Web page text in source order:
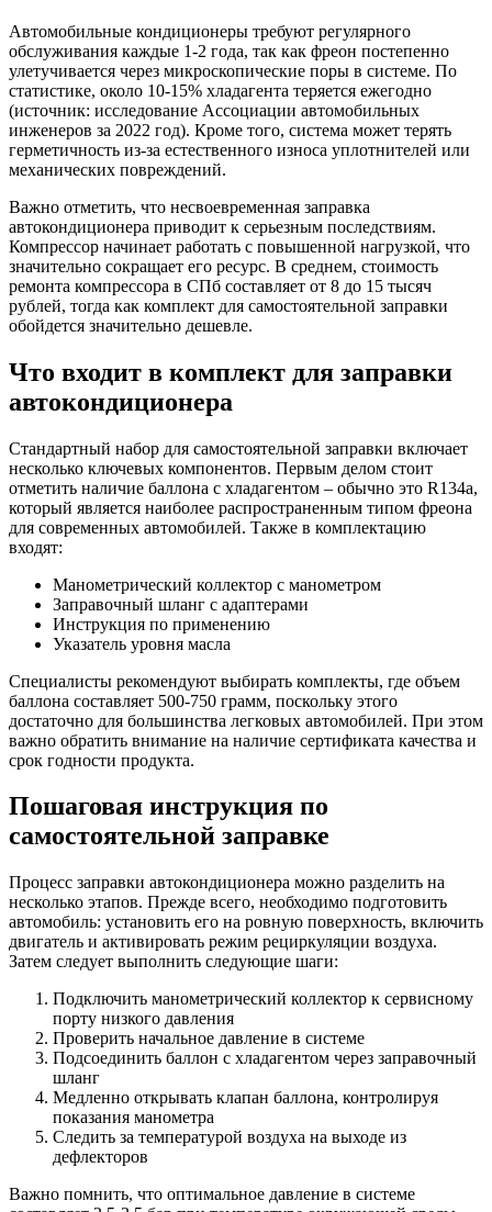
Автомобильные кондиционеры требуют регулярного
обслуживания каждые 1-2 года, так как фреон постепенно
улетучивается через микроскопические поры в системе. По
статистике, около 10-15% хладагента теряется ежегодно
(источник: исследование Ассоциации автомобильных
инженеров за 2022 год). Кроме того, система может терять
герметичность из-за естественного износа уплотнителей или
механических повреждений.
Важно отметить, что несвоевременная заправка
автокондиционера приводит к серьезным последствиям.
Компрессор начинает работать с повышенной нагрузкой, что
значительно сокращает его ресурс. В среднем, стоимость
ремонта компрессора в СПб составляет от 8 до 15 тысяч
рублей, тогда как комплект для самостоятельной заправки
обойдется значительно дешевле.
Что входит в комплект для заправки
автокондиционера
Стандартный набор для самостоятельной заправки включает
несколько ключевых компонентов. Первым делом стоит
отметить наличие баллона с хладагентом – обычно это R134a,
который является наиболее распространенным типом фреона
для современных автомобилей. Также в комплектацию
входят:
Манометрический коллектор с манометром
Заправочный шланг с адаптерами
Инструкция по применению
Указатель уровня масла
Специалисты рекомендуют выбирать комплекты, где объем
баллона составляет 500-750 грамм, поскольку этого
достаточно для большинства легковых автомобилей. При этом
важно обратить внимание на наличие сертификата качества и
срок годности продукта.
Пошаговая инструкция по
самостоятельной заправке
Процесс заправки автокондиционера можно разделить на
несколько этапов. Прежде всего, необходимо подготовить
автомобиль: установить его на ровную поверхность, включить
двигатель и активировать режим рециркуляции воздуха.
Затем следует выполнить следующие шаги:
Подключить манометрический коллектор к сервисному
порту низкого давления
Проверить начальное давление в системе
Подсоединить баллон с хладагентом через заправочный
шланг
Медленно открывать клапан баллона, контролируя
показания манометра
Следить за температурой воздуха на выходе из
дефлекторов
Важно помнить, что оптимальное давление в системе